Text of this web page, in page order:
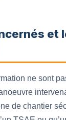
et
ne sont
de chantier